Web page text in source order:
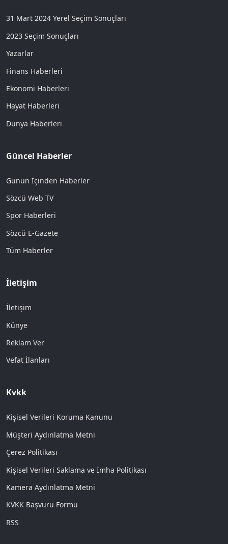
31 Mart 2024 Yerel Seçim Sonuçları
2023 Seçim Sonuçları
Yazarlar
Finans Haberleri
Ekonomi Haberleri
Hayat Haberleri
Dünya Haberleri
Güncel Haberler
Günün İçinden Haberler
Sözcü Web TV
Spor Haberleri
Sözcü E-Gazete
Tüm Haberler
İletişim
İletişim
Künye
Reklam Ver
Vefat İlanları
Kvkk
Kişisel Verileri Koruma Kanunu
Müşteri Aydınlatma Metni
Çerez Politikası
Kişisel Verileri Saklama ve İmha Politikası
Kamera Aydınlatma Metni
KVKK Başvuru Formu
RSS